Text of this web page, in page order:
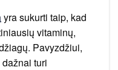
yra sukurti taip, kad
vitaminų,
Pavyzdžiui,
turi